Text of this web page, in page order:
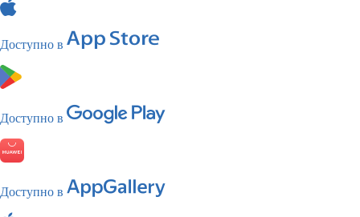
Доступно в
Доступно в
Доступно в